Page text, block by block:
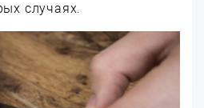
случаях.